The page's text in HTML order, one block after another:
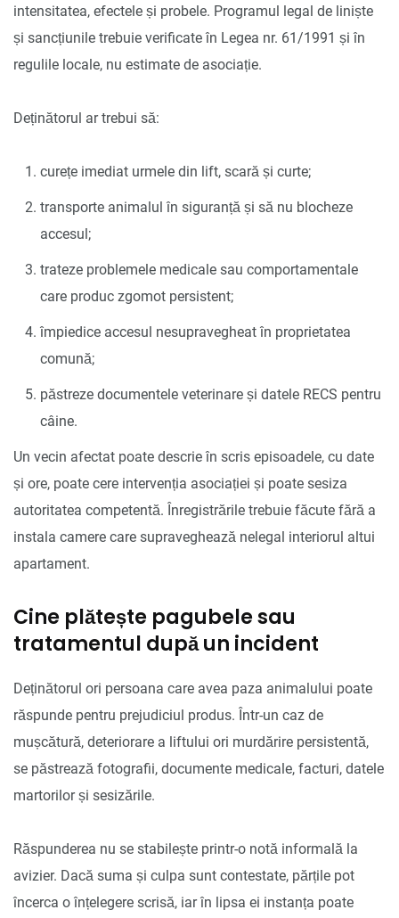
intensitatea, efectele și probele. Programul legal de liniște
și sancțiunile trebuie verificate în Legea nr. 61/1991 și în
regulile locale, nu estimate de asociație.
Deținătorul ar trebui să:
curețe imediat urmele din lift, scară și curte;
transporte animalul în siguranță și să nu blocheze
accesul;
trateze problemele medicale sau comportamentale
care produc zgomot persistent;
împiedice accesul nesupravegheat în proprietatea
comună;
păstreze documentele veterinare și datele RECS pentru
câine.
Un vecin afectat poate descrie în scris episoadele, cu date
și ore, poate cere intervenția asociației și poate sesiza
autoritatea competentă. Înregistrările trebuie făcute fără a
instala camere care supraveghează nelegal interiorul altui
apartament.
Cine plătește pagubele sau
tratamentul după un incident
Deținătorul ori persoana care avea paza animalului poate
răspunde pentru prejudiciul produs. Într-un caz de
mușcătură, deteriorare a liftului ori murdărire persistentă,
se păstrează fotografii, documente medicale, facturi, datele
martorilor și sesizările.
Răspunderea nu se stabilește printr-o notă informală la
avizier. Dacă suma și culpa sunt contestate, părțile pot
încerca o înțelegere scrisă, iar în lipsa ei instanța poate